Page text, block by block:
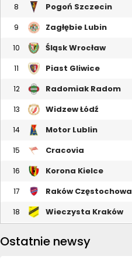
8 Pogoń Szczecin
9 Zagłębie Lubin
10 Śląsk Wrocław
11 Piast Gliwice
12 Radomiak Radom
13 Widzew Łódź
14 Motor Lublin
15 Cracovia
16 Korona Kielce
17 Raków Częstochowa
18 Wieczysta Kraków
Ostatnie newsy